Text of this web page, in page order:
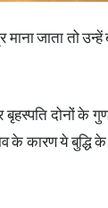
जाता तो
दोनों के गुण
के कारण ये बुद्धि